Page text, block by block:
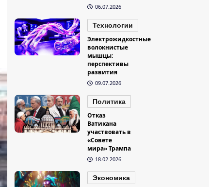
06.07.2026
Технологии
Электрожидкостные
волокнистые
мышцы:
перспективы
развития
09.07.2026
Политика
Отказ
Ватикана
участвовать в
«Совете
мира» Трампа
18.02.2026
Экономика